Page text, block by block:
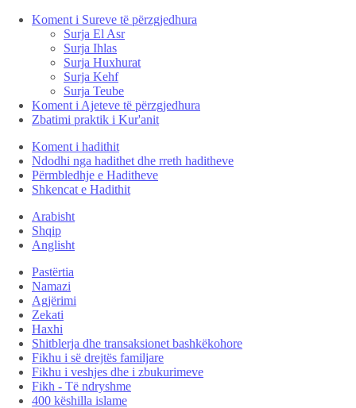
Koment i Sureve të përzgjedhura
Surja El Asr
Surja Ihlas
Surja Huxhurat
Surja Kehf
Surja Teube
Koment i Ajeteve të përzgjedhura
Zbatimi praktik i Kur'anit
Koment i hadithit
Ndodhi nga hadithet dhe rreth haditheve
Përmbledhje e Haditheve
Shkencat e Hadithit
Arabisht
Shqip
Anglisht
Pastërtia
Namazi
Agjërimi
Zekati
Haxhi
Shitblerja dhe transaksionet bashkëkohore
Fikhu i së drejtës familjare
Fikhu i veshjes dhe i zbukurimeve
Fikh - Të ndryshme
400 këshilla islame